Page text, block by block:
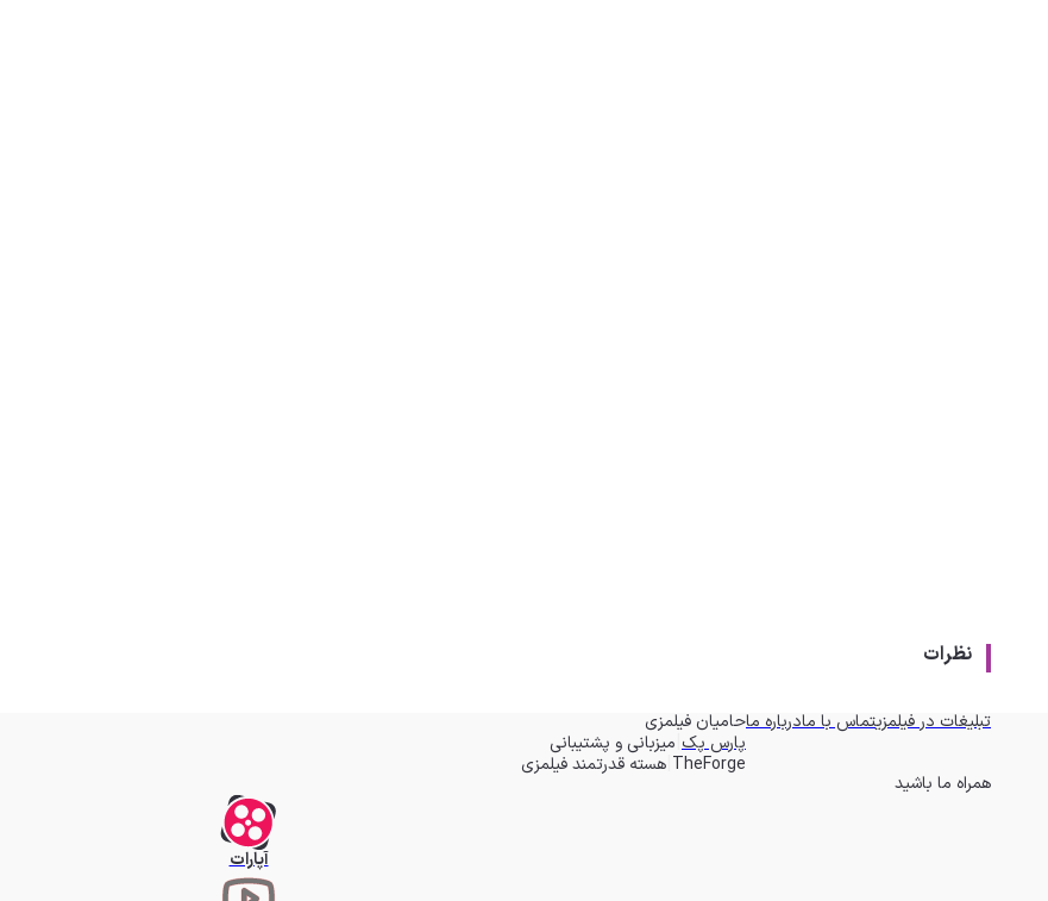
نظرات
تبلیغات در فیلمزیتماس با مادرباره ماحامیان فیلمزی
پارس پک میزبانی و پشتیبانی
TheForge هسته قدرتمند فیلمزی
همراه ما باشید
آپارات